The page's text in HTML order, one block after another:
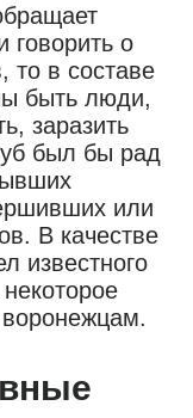
говорить о
то в составе
быть люди,
заразить
был бы рад
или
В качестве
известного